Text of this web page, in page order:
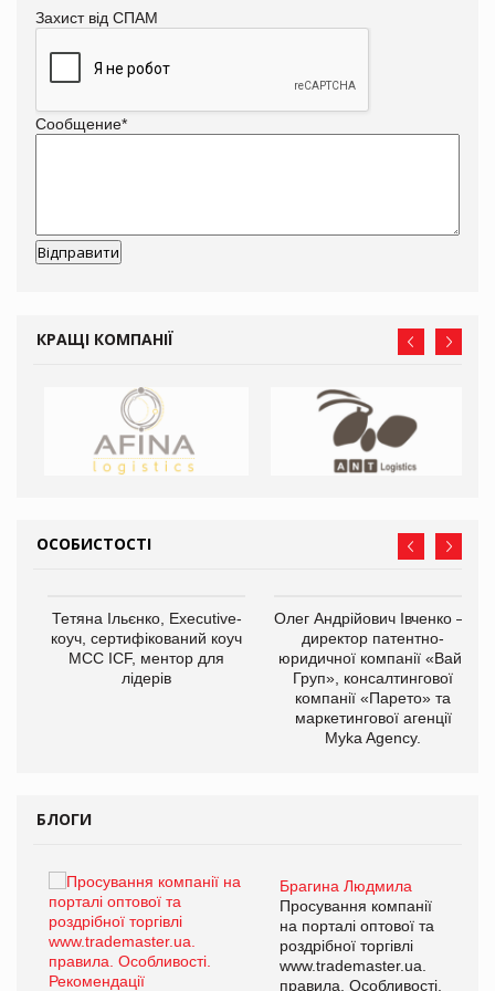
Захист від СПАМ
Сообщение*
КРАЩІ КОМПАНІЇ
ОСОБИСТОСТІ
Тетяна Ільєнко, Executive-
коуч, сертифікований коуч
МСС ICF, ментор для
лідерів
Олег Андрійович Івченко —
директор патентно-
юридичної компанії «Вайз
Груп», консалтингової
компанії «Парето» та
маркетингової агенції
Myka Agency.
БЛОГИ
Брагина Людмила
Просування компанії
на порталі оптової та
роздрібної торгівлі
www.trademaster.ua.
правила. Особливості.